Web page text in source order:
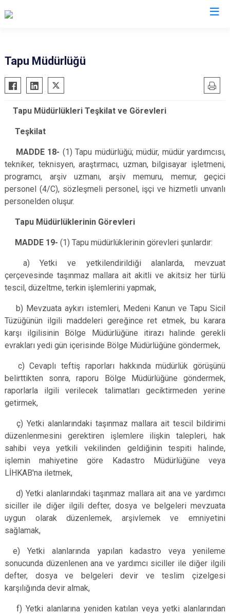
Ağın
Alacakaya
Arıcak
Baskil
Maden
Tapu Müdürlüğü
Tapu Müdürlükleri Teşkilat ve Görevleri
Teşkilat
MADDE 18- (1) Tapu müdürlüğü; müdür, müdür yardımcısı,
tekniker, teknisyen, araştırmacı, uzman, bilgisayar işletmeni,
programcı, arşiv uzmanı, arşiv memuru, memur, geçici
personel (4/C), sözleşmeli personel, işçi ve hizmetli unvanlı
personelden oluşur.
Tapu Müdürlüklerinin Görevleri
MADDE 19- (1) Tapu müdürlüklerinin görevleri şunlardır:
a) Yetki ve yetkilendirildiği alanlarda, mevzuat
çerçevesinde taşınmaz mallara ait akitli ve akitsiz her türlü
tescil, düzeltme, terkin işlemlerini yapmak,
b) Mevzuata aykırı istemleri, Medeni Kanun ve Tapu Sicil
Tüzüğünün ilgili maddeleri gereğince ret etmek, bu karara
karşı ilgilisinin Bölge Müdürlüğüne itirazı halinde gerekli
evrakları yedi gün içerisinde Bölge Müdürlüğüne göndermek,
c) Cevaplı teftiş raporları hakkında müdürlük görüşünü
belirttikten sonra, raporu Bölge Müdürlüğüne göndermek,
raporlarla ilgili verilecek talimatları geciktirmeden yerine
getirmek,
ç) Yetki alanlarındaki taşınmaz mallara ait tescil bildirimi
düzenlenmesini gerektiren işlemlere ilişkin talepleri, hak
sahibi veya yetkili vekilinden geldiğinin tespiti halinde,
işlemin mahiyetine göre Kadastro Müdürlüğüne veya
LİHKAB'na iletmek,
d) Yetki alanlarındaki taşınmaz mallara ait ana ve yardımcı
siciller ile diğer ilgili defter, dosya ve belgeleri mevzuata
uygun olarak düzenlemek, arşivlemek ve emniyetini
sağlamak,
e) Yetki alanlarında yapılan kadastro veya yenileme
sonucunda düzenlenen ana ve yardımcı siciller ile diğer ilgili
defter, dosya ve belgeleri devir ve teslim çizelgesi
karşılığında devir almak,
f) Yetki alanlarına yeniden katılan veya yetki alanlarından